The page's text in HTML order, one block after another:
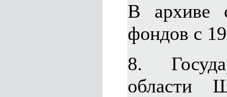
В архиве
фондов с
8.
области